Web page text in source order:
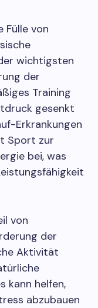
Fülle von
wichtigsten
der
Training
gesenkt
Erkrankungen
Sport zur
bei, was
von
der
Aktivität
kann helfen,
abzubauen